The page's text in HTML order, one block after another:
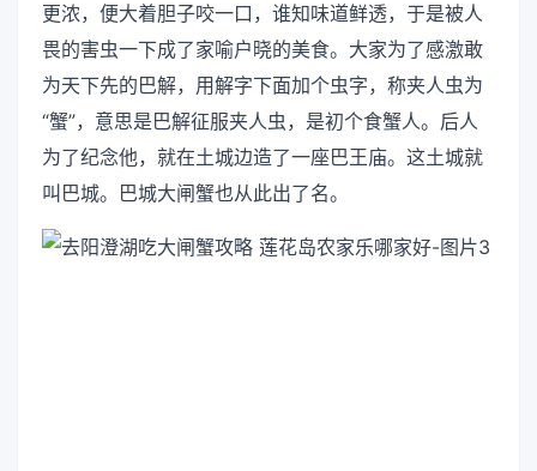
更浓，便大着胆子咬一口，谁知味道鲜透，于是被人
畏的害虫一下成了家喻户晓的美食。大家为了感激敢
为天下先的巴解，用解字下面加个虫字，称夹人虫为
“蟹”，意思是巴解征服夹人虫，是初个食蟹人。后人
为了纪念他，就在土城边造了一座巴王庙。这土城就
叫巴城。巴城大闸蟹也从此出了名。